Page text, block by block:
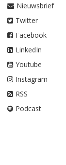
Nieuwsbrief
Twitter
Facebook
LinkedIn
Youtube
Instagram
RSS
Podcast